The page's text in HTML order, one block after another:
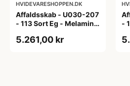
HVIDEVARESHOPPEN.DK
Affaldsskab - U030-207
- 113 Sort Eg - Melamin,
5.261,00 kr
-